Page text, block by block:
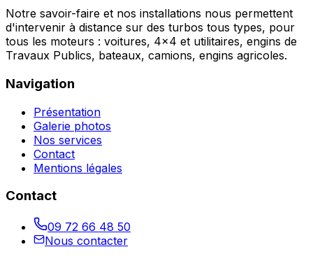
Notre savoir-faire et nos installations nous permettent
d'intervenir à distance sur des turbos tous types, pour
tous les moteurs : voitures, 4x4 et utilitaires, engins de
Travaux Publics, bateaux, camions, engins agricoles.
Navigation
Présentation
Galerie photos
Nos services
Contact
Mentions légales
Contact
09 72 66 48 50
Nous contacter